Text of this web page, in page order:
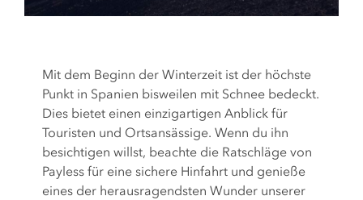
Mit dem Beginn der Winterzeit ist der höchste
Punkt in Spanien bisweilen mit Schnee bedeckt.
Dies bietet einen einzigartigen Anblick für
Touristen und Ortsansässige. Wenn du ihn
besichtigen willst, beachte die Ratschläge von
Payless für eine sichere Hinfahrt und genieße
eines der herausragendsten Wunder unserer